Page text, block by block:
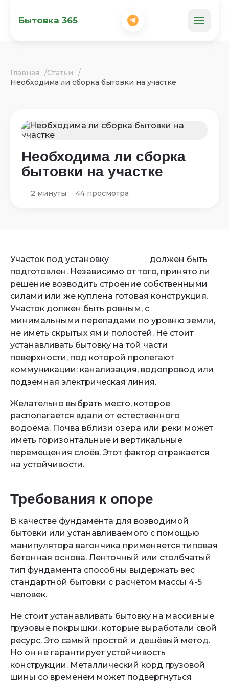
Бытовка 365
Главная
Статьи
Необходима ли сборка бытовки на участке
Необходима ли сборка
бытовки на участке
2 минуты 44 просмотра
Участок под установку
должен быть
подготовлен. Независимо от того, принято ли
решение возводить строение собственными
силами или же куплена готовая конструкция.
Участок должен быть ровным, с
минимальными перепадами по уровню земли,
не иметь скрытых ям и полостей. Не стоит
устанавливать бытовку на той части
поверхности, под которой пролегают
коммуникации: канализация, водопровод или
подземная электрическая линия.
Желательно выбрать место, которое
располагается вдали от естественного
водоёма. Почва вблизи озера или реки может
иметь горизонтальные и вертикальные
перемещения слоёв. Этот фактор отражается
на устойчивости.
Требования к опоре
В качестве фундамента для возводимой
бытовки или устанавливаемого с помощью
манипулятора вагончика применяется типовая
бетонная основа. Ленточный или столбчатый
тип фундамента способны выдержать вес
стандартной бытовки с расчётом массы 4-5
человек.
Не стоит устанавливать бытовку на массивные
грузовые покрышки, которые выработали свой
ресурс. Это самый простой и дешёвый метод.
Но он не гарантирует устойчивость
конструкции. Металлический корд грузовой
шины со временем может подвергнуться